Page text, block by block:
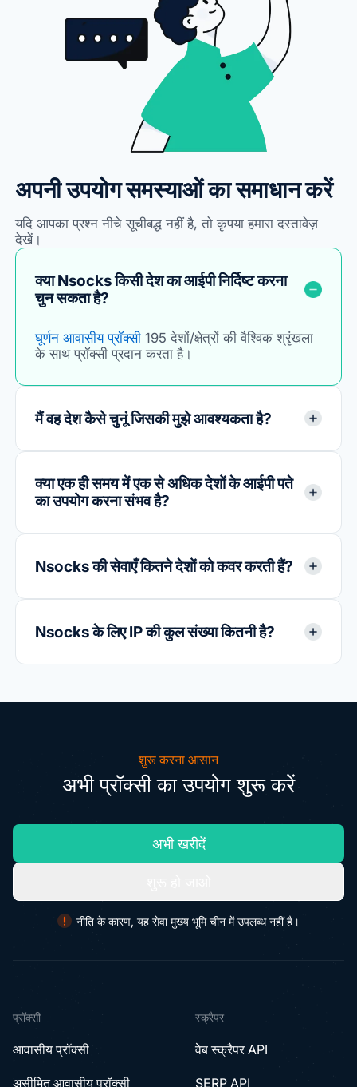
अपनी उपयोग समस्याओं का समाधान करें
यदि आपका प्रश्न नीचे सूचीबद्ध नहीं है, तो कृपया हमारा दस्तावेज़
देखें।
क्या Nsocks किसी देश का आईपी निर्दिष्ट करना
चुन सकता है?
घूर्णन आवासीय प्रॉक्सी 195 देशों/क्षेत्रों की वैश्विक श्रृंखला
के साथ प्रॉक्सी प्रदान करता है।
मैं वह देश कैसे चुनूं जिसकी मुझे आवश्यकता है?
क्या एक ही समय में एक से अधिक देशों के आईपी पते
का उपयोग करना संभव है?
Nsocks की सेवाएँ कितने देशों को कवर करती हैं?
Nsocks के लिए IP की कुल संख्या कितनी है?
शुरू करना आसान
अभी प्रॉक्सी का उपयोग शुरू करें
अभी खरीदें
नीति के कारण, यह सेवा मुख्य भूमि चीन में उपलब्ध नहीं है।
प्रॉक्सी
आवासीय प्रॉक्सी
असीमित आवासीय प्रॉक्सी
स्क्रैपर
वेब स्क्रैपर API
SERP API